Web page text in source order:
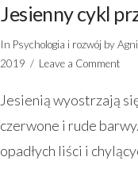
Jesienny cykl
In Psychologia i rozwój by
2019
Leave a Comment
Jesienią wyostrzają
czerwone i rude
opadłych liści i